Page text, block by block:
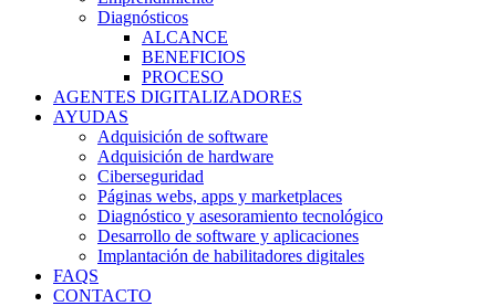
Diagnósticos
ALCANCE
BENEFICIOS
PROCESO
AGENTES DIGITALIZADORES
AYUDAS
Adquisición de software
Adquisición de hardware
Ciberseguridad
Páginas webs, apps y marketplaces
Diagnóstico y asesoramiento tecnológico
Desarrollo de software y aplicaciones
Implantación de habilitadores digitales
FAQS
CONTACTO